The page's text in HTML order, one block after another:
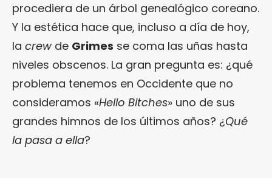
procediera de un árbol genealógico coreano.
Y la estética hace que, incluso a día de hoy,
la crewde Grimes se coma las uñas hasta
niveles obscenos. La gran pregunta es: ¿qué
problema tenemos en Occidente que no
consideramos «Hello Bitches» uno de sus
grandes himnos de los últimos años? ¿Qué
la pasa a ella?